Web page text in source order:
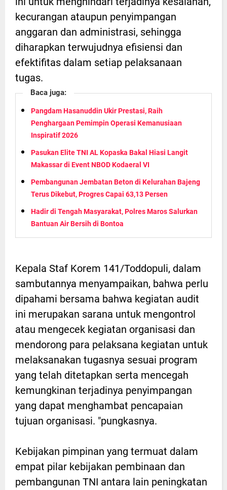
kecurangan ataupun penyimpangan
anggaran dan administrasi, sehingga
diharapkan terwujudnya efisiensi dan
efektifitas dalam setiap pelaksanaan
tugas.
Baca juga:
Pangdam Hasanuddin Ukir Prestasi, Raih
Penghargaan Pemimpin Operasi Kemanusiaan
Inspiratif 2026
Pasukan Elite TNI AL Kopaska Bakal Hiasi Langit
Makassar di Event NBOD Kodaeral VI
Pembangunan Jembatan Beton di Kelurahan Bajeng
Terus Dikebut, Progres Capai 63,13 Persen
Hadir di Tengah Masyarakat, Polres Maros Salurkan
Bantuan Air Bersih di Bontoa
Kepala Staf Korem 141/Toddopuli, dalam
sambutannya menyampaikan, bahwa perlu
dipahami bersama bahwa kegiatan audit
ini merupakan sarana untuk mengontrol
atau mengecek kegiatan organisasi dan
mendorong para pelaksana kegiatan untuk
melaksanakan tugasnya sesuai program
yang telah ditetapkan serta mencegah
kemungkinan terjadinya penyimpangan
yang dapat menghambat pencapaian
tujuan organisasi. "pungkasnya.
Kebijakan pimpinan yang termuat dalam
empat pilar kebijakan pembinaan dan
pembangunan TNI antara lain peningkatan